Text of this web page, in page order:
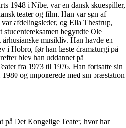
1948 i Nibe, var en dansk skuespiller,
teater og film. Han var søn af
afdelingsleder, og Ella Thestrup,
studentereksamen begyndte Ole
musikliv. Han havde en
i Hobro, før han læste dramaturgi på
blev han uddannet på
fra 1973 til 1976. Han fortsatte sin
og imponerede med sin præstation
på Det Kongelige Teater, hvor han